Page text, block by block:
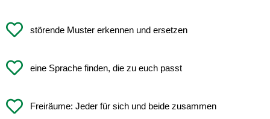
störende Muster erkennen und ersetzen
eine Sprache finden, die zu euch passt
Freiräume: Jeder für sich und beide zusammen